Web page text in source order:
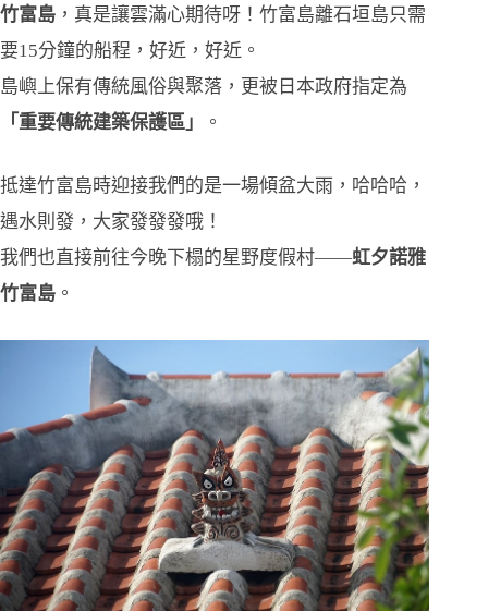
竹富島 ，真是讓雲滿心期待呀！竹富島離石垣島只需
要15分鐘的船程，好近，好近。
島嶼上保有傳統風俗與聚落，更被日本政府指定為
「重要傳統建築保護區」
。
抵達竹富島時迎接我們的是一場傾盆大雨，哈哈哈，
遇水則發，大家發發發哦！
我們也直接前往今晚下榻的星野度假村——虹夕諾雅
竹富島 。